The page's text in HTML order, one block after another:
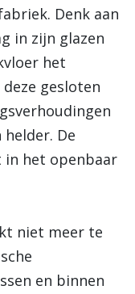
Denk aan
in zijn glazen
het
gesloten
De
in het openbaar
niet meer te
en binnen